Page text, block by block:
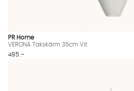
PR Home
VERONA Takskärm 35cm Vit
495 :-